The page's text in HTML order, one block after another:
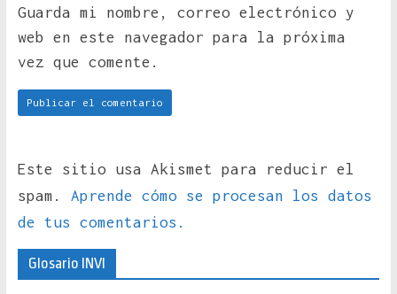
Guarda mi nombre, correo electrónico y
web en este navegador para la próxima
vez que comente.
Este sitio usa Akismet para reducir el
spam. Aprende cómo se procesan los datos
de tus comentarios.
Glosario INVI